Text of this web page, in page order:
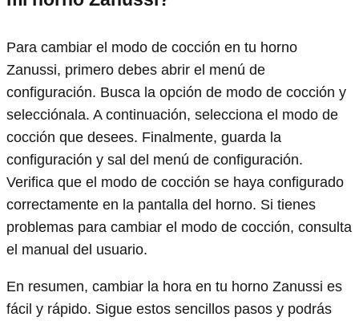
Para cambiar el modo de cocción en tu horno
Zanussi, primero debes abrir el menú de
configuración. Busca la opción de modo de cocción y
selecciónala. A continuación, selecciona el modo de
cocción que desees. Finalmente, guarda la
configuración y sal del menú de configuración.
Verifica que el modo de cocción se haya configurado
correctamente en la pantalla del horno. Si tienes
problemas para cambiar el modo de cocción, consulta
el manual del usuario.
En resumen, cambiar la hora en tu horno Zanussi es
fácil y rápido. Sigue estos sencillos pasos y podrás